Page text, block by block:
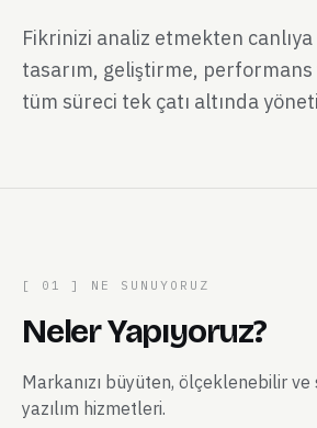
Fikrinizi analiz etmekten
tasarım, geliştirme, performans
tüm süreci tek çatı altında
[ 01 ] NE SUNUYORUZ
Neler Yapıyoruz?
Markanızı büyüten, ölçeklenebilir
yazılım hizmetleri.